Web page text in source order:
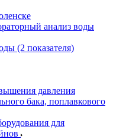
анализ воды
(2 показателя)
давления
бака, поплавкового
для